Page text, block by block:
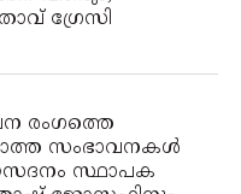
ഗ്രേസി
രംഗത്തെ
സംഭാവനകൾ
സ്ഥാപക